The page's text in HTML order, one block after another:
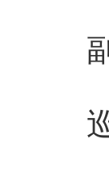
副
巡